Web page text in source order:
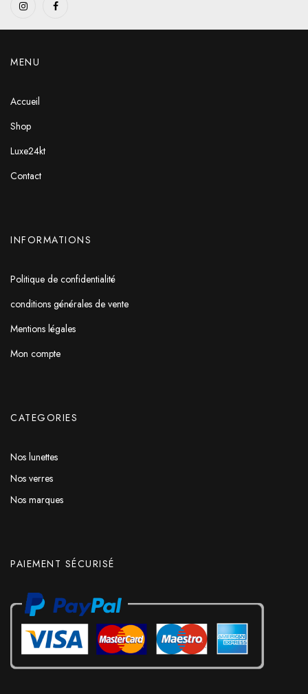
MENU
Accueil
Shop
Luxe24kt
Contact
INFORMATIONS
Politique de confidentialité
conditions générales de vente
Mentions légales
Mon compte
CATEGORIES
Nos lunettes
Nos verres
Nos marques
PAIEMENT SÉCURISÉ